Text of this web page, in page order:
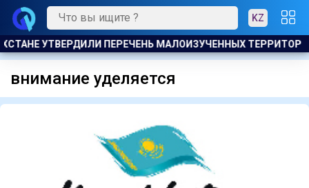
KZ
РАЗВЕДКИ И ДОБЫЧИ УГЛЕВОДОРОДОВ НА МЧМ 2026
внимание уделяется